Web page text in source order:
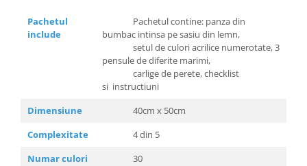
Pachetul
include
Pachetul contine: panza din
bumbac intinsa pe sasiu din lemn,
setul de culori acrilice numerotate, 3
pensule de diferite marimi,
carlige de perete, checklist
si instructiuni
Dimensiune
40cm x 50cm
Complexitate
4 din 5
Numar culori
30